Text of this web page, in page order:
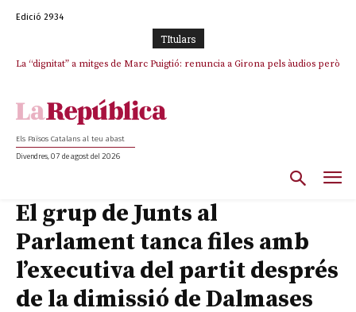
Edició 2934
TItulars
La “dignitat” a mitges de Marc Puigtió: renuncia a Girona pels àudios però
Els Països Catalans al teu abast
Divendres, 07 de agost del 2026
El grup de Junts al
Parlament tanca files amb
l’executiva del partit després
de la dimissió de Dalmases